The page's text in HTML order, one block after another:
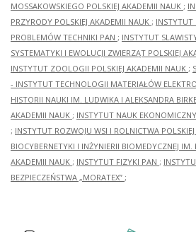
MOSSAKOWSKIEGO POLSKIEJ AKADEMII NAUK ;
PRZYRODY POLSKIEJ AKADEMII NAUK ; INSTYTUT
PROBLEMÓW TECHNIKI PAN ; INSTYTUT
SYSTEMATYKI I EWOLUCJI ZWIERZĄT POLSKIEJ
INSTYTUT ZOOLOGII POLSKIEJ AKADEMII NAUK ;
- INSTYTUT TECHNOLOGII MATERIAŁÓW
HISTORII NAUKI IM. LUDWIKA I ALEKSANDRA
AKADEMII NAUK ; INSTYTUT NAUK
; INSTYTUT ROZWOJU WSI I ROLNICTWA
BIOCYBERNETYKI I INŻYNIERII BIOMEDYCZNEJ IM.
AKADEMII NAUK ; INSTYTUT FIZYKI PAN ;
BEZPIECZEŃSTWA „MORATEX” ;